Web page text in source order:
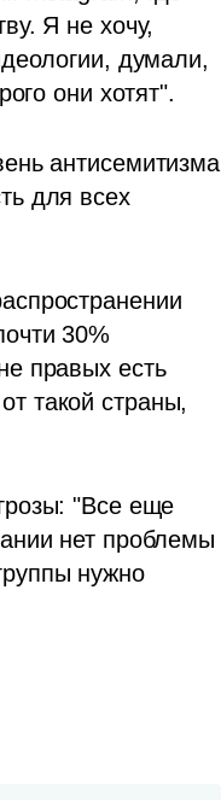
Я не хочу,
думали,
они хотят".
антисемитизма
для всех
30%
правых есть
такой страны,
"Все еще
нет проблемы
нужно